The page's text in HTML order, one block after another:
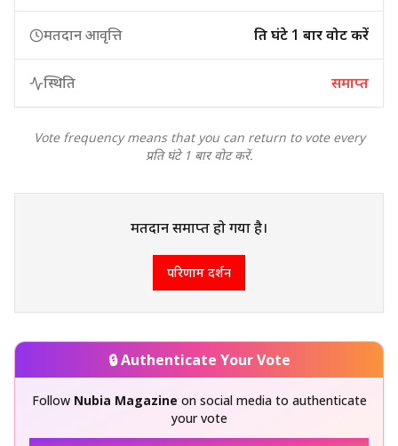
मतदान आवृत्ति प्रति घंटे 1 बार वोट करें
स्थिति समाप्त
Vote frequency means that you can return to vote every
प्रति घंटे 1 बार वोट करें.
मतदान समाप्त हो गया है।
परिणाम दर्शन
🔒 Authenticate Your Vote
Follow Nubia Magazine on social media to authenticate
your vote